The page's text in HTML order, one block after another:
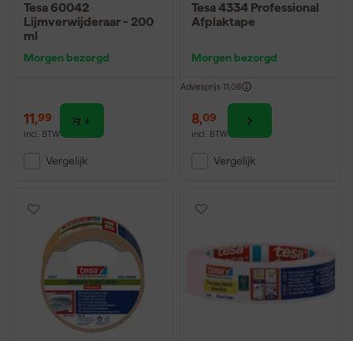
Tesa 60042
Lijmverwijderaar - 200
ml
Morgen bezorgd
11,99
incl. BTW
Vergelijk
Tesa 4334 Professional
Afplaktape
Morgen bezorgd
Adviesprijs 11,08
8,09
incl. BTW
Vergelijk